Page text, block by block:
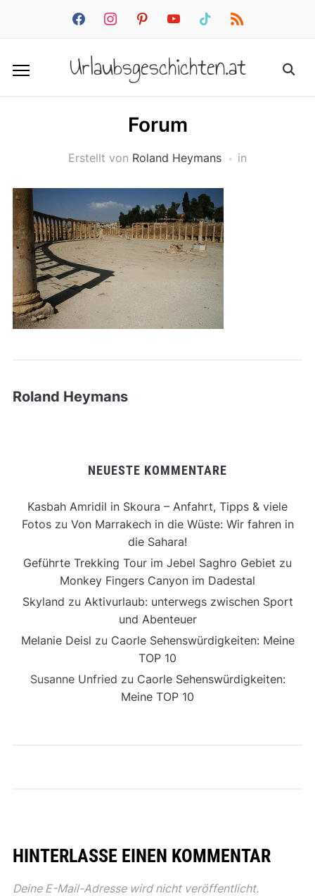
facebookinstagrampinterestyoutube tiktok rss
Urlaubsgeschichten.at
Forum
Erstellt von Roland Heymans in
Roland Heymans
NEUESTE KOMMENTARE
Kasbah Amridil in Skoura – Anfahrt, Tipps & viele
Fotoszu Von Marrakech in die Wüste: Wir fahren in
die Sahara!
Geführte Trekking Tour im Jebel Saghro Gebiet zu
Monkey Fingers Canyon im Dadestal
Skyland zu Aktivurlaub: unterwegs zwischen Sport
und Abenteuer
Melanie Deisl zu Caorle Sehenswürdigkeiten: Meine
TOP 10
Susanne Unfried zu Caorle Sehenswürdigkeiten:
Meine TOP 10
HINTERLASSE EINEN KOMMENTAR
Deine E-Mail-Adresse wird nicht veröffentlicht.